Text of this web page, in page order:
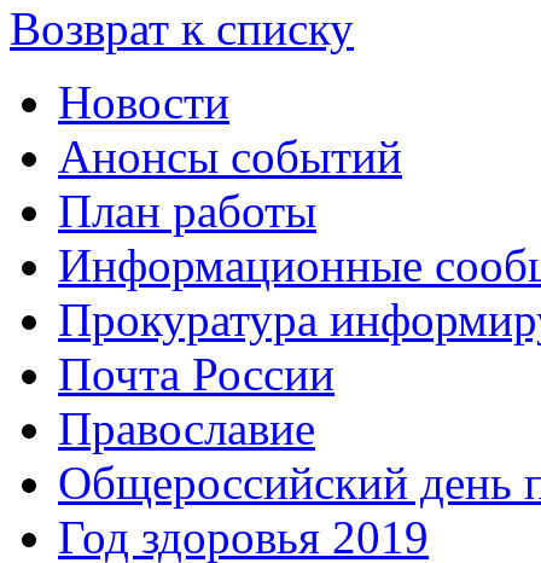
Возврат к списку
Новости
Анонсы событий
План работы
Информационные
Прокуратура
Почта России
Православие
Общероссийский день
Год здоровья 2019